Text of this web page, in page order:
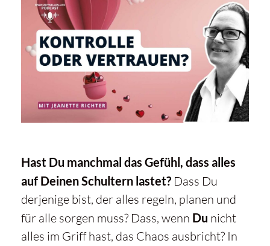
Hast Du manchmal das Gefühl, dass alles
auf Deinen Schultern lastet?Dass Du
derjenige bist, der alles regeln, planen und
für alle sorgen muss? Dass, wenn Du nicht
alles im Griff hast, das Chaos ausbricht? In